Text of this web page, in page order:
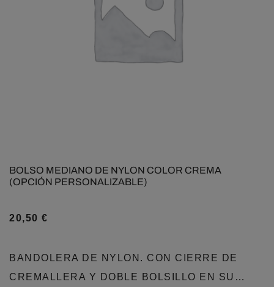
BOLSO MEDIANO DE NYLON COLOR CREMA
(OPCIÓN PERSONALIZABLE)
20,50 €
BANDOLERA DE NYLON. CON CIERRE DE
CREMALLERA Y DOBLE BOLSILLO EN SU…